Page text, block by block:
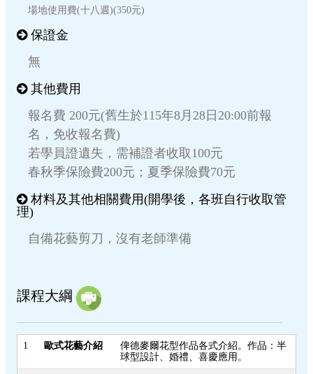
場地使用費(十八週)(350元)
保證金
無
其他費用
報名費 200元(舊生於115年8月28日20:00前報
名，免收報名費)
若學員證遺失，需補證者收取100元
春秋季保險費200元；夏季保險費70元
材料及其他相關費用(開學後，各班自行收取管
理)
自備花藝剪刀，沒有老師準備
課程大綱
1 歐式花藝介紹
俾德麥爾花型作品各式介紹。作品：半
球型設計、婚禮、喜慶應用。